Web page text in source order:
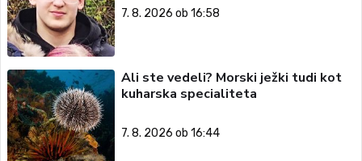
7. 8. 2026 ob 16:58
Ali ste vedeli? Morski ježki tudi kot
kuharska specialiteta
7. 8. 2026 ob 16:44